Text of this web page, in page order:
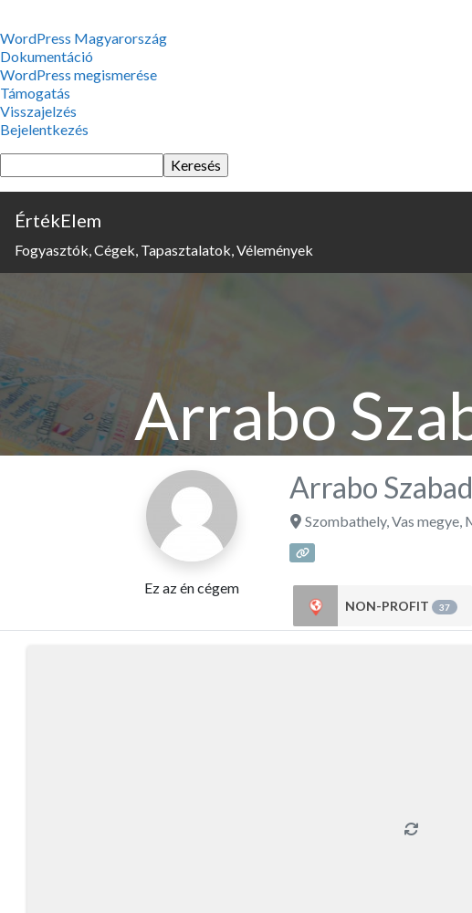
WordPress,
a
csodás
WordPress Magyarország
Dokumentáció
WordPress megismerése
Támogatás
Visszajelzés
Bejelentkezés
Keresés
ÉrtékElem
Fogyasztók, Cégek, Tapasztalatok, Vélemények
Arrabo
Ez az én cégem
Arrabo
Szombathely,Vas megye,
NON-PROFIT 37